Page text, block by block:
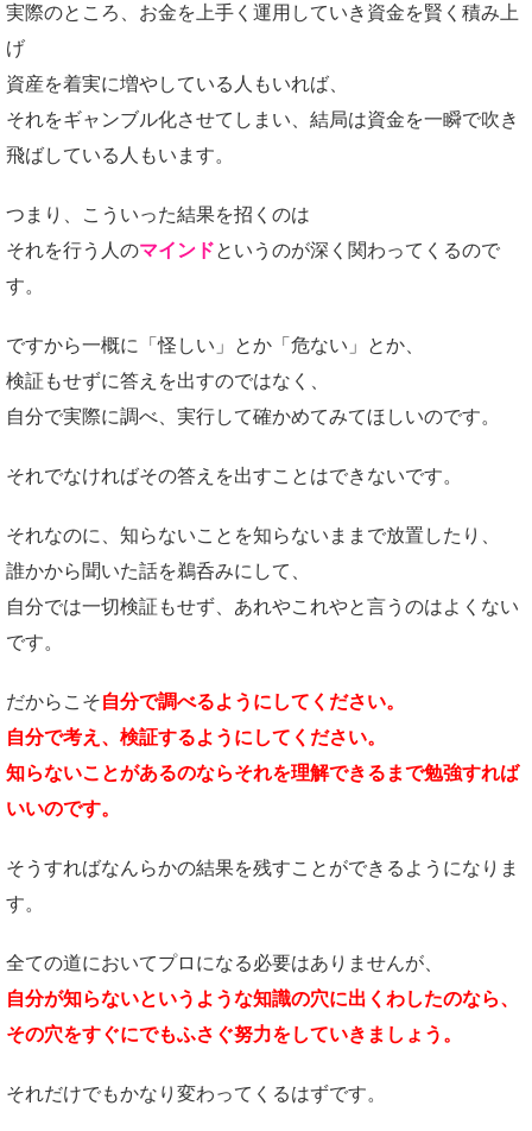
実際のところ、お金を上手く運用していき資金を賢く積み上
げ
資産を着実に増やしている人もいれば、
それをギャンブル化させてしまい、結局は資金を一瞬で吹き
飛ばしている人もいます。
つまり、こういった結果を招くのは
それを行う人のマインドというのが深く関わってくるので
す。
ですから一概に「怪しい」とか「危ない」とか、
検証もせずに答えを出すのではなく、
自分で実際に調べ、実行して確かめてみてほしいのです。
それでなければその答えを出すことはできないです。
それなのに、知らないことを知らないままで放置したり、
誰かから聞いた話を鵜呑みにして、
自分では一切検証もせず、あれやこれやと言うのはよくない
です。
だからこそ自分で調べるようにしてください。
自分で考え、検証するようにしてください。
知らないことがあるのならそれを理解できるまで勉強すれば
いいのです。
そうすればなんらかの結果を残すことができるようになりま
す。
全ての道においてプロになる必要はありませんが、
自分が知らないというような知識の穴に出くわしたのなら、
その穴をすぐにでもふさぐ努力をしていきましょう。
それだけでもかなり変わってくるはずです。